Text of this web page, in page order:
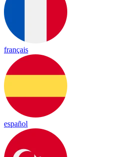
français
español